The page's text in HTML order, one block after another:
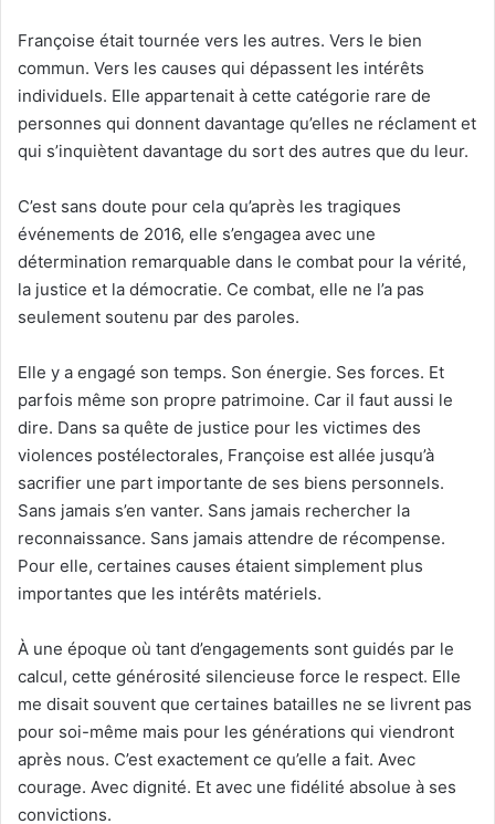
Françoise était tournée vers les autres. Vers le bien
commun. Vers les causes qui dépassent les intérêts
individuels. Elle appartenait à cette catégorie rare de
personnes qui donnent davantage qu’elles ne réclament et
qui s’inquiètent davantage du sort des autres que du leur.
C’est sans doute pour cela qu’après les tragiques
événements de 2016, elle s’engagea avec une
détermination remarquable dans le combat pour la vérité,
la justice et la démocratie. Ce combat, elle ne l’a pas
seulement soutenu par des paroles.
Elle y a engagé son temps. Son énergie. Ses forces. Et
parfois même son propre patrimoine. Car il faut aussi le
dire. Dans sa quête de justice pour les victimes des
violences postélectorales, Françoise est allée jusqu’à
sacrifier une part importante de ses biens personnels.
Sans jamais s’en vanter. Sans jamais rechercher la
reconnaissance. Sans jamais attendre de récompense.
Pour elle, certaines causes étaient simplement plus
importantes que les intérêts matériels.
À une époque où tant d’engagements sont guidés par le
calcul, cette générosité silencieuse force le respect. Elle
me disait souvent que certaines batailles ne se livrent pas
pour soi-même mais pour les générations qui viendront
après nous. C’est exactement ce qu’elle a fait. Avec
courage. Avec dignité. Et avec une fidélité absolue à ses
convictions.